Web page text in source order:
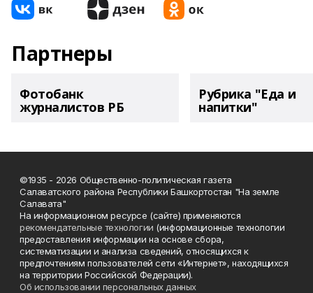
Партнеры
Фотобанк
журналистов РБ
Рубрика "Еда и
напитки"
©1935 - 2026 Общественно-политическая газета
Салаватского района Республики Башкортостан "На земле
Салавата"
На информационном ресурсе (сайте) применяются
рекомендательные технологии (информационные технологии
предоставления информации на основе сбора,
систематизации и анализа сведений, относящихся к
предпочтениям пользователей сети «Интернет», находящихся
на территории Российской Федерации).
Об использовании персональных данных